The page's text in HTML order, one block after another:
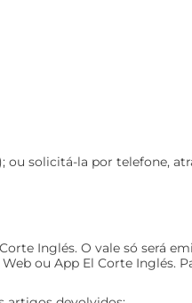
ou solicitá-la por telefone,
Inglés. O vale só será
ou App El Corte Inglés.